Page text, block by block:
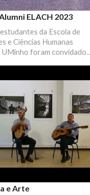
ELACH 2023
da Escola de
e Ciências Humanas
UMinho foram convidados
e Arte